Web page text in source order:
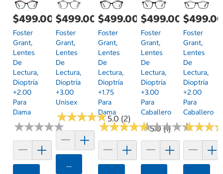
$499.00
Foster
Grant,
Lentes
De
Lectura,
Dioptría
+2.00
Para
Dama
★★★★★
★★★★★
$499.00
Foster
Grant,
Lentes
De
Lectura,
Dioptría
+3.00
Unisex
★★★★★
★★★★★5.0 (2)
Agregar
$499.00
Foster
Grant,
Lentes
De
Lectura,
Dioptría
+1.75
Para
Dama
★★★★★
★★★★★5.0 (1)
$499.00
Foster
Grant,
Lentes
De
Lectura,
Dioptría
+3.00
Para
Caballero
★★★★★
★★★★★
Foster
Grant,
Lentes
De
Lectura,
Dioptría
+2.00
Para
Caballero
★★★
★★★